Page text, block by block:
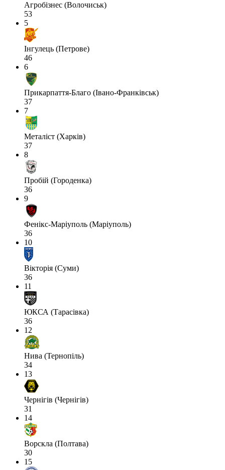
Агробізнес (Волочиськ)
53
5
Інгулець (Петрове)
46
6
Прикарпаття-Благо (Івано-Франківськ)
37
7
Металіст (Харків)
37
8
Пробій (Городенка)
36
9
Фенікс-Маріуполь (Маріуполь)
36
10
Вікторія (Суми)
36
11
ЮКСА (Тарасівка)
36
12
Нива (Тернопіль)
34
13
Чернігів (Чернігів)
31
14
Ворскла (Полтава)
30
15